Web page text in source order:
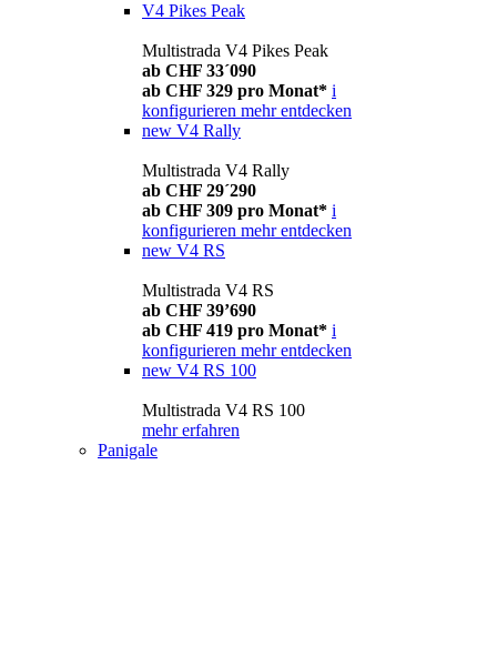
V4 Pikes Peak
Multistrada V4 Pikes Peak
ab CHF 33´090
ab CHF 329 pro Monat* i
konfigurieren mehr entdecken
new V4 Rally
Multistrada V4 Rally
ab CHF 29´290
ab CHF 309 pro Monat* i
konfigurieren mehr entdecken
new V4 RS
Multistrada V4 RS
ab CHF 39’690
ab CHF 419 pro Monat* i
konfigurieren mehr entdecken
new V4 RS 100
Multistrada V4 RS 100
mehr erfahren
Panigale